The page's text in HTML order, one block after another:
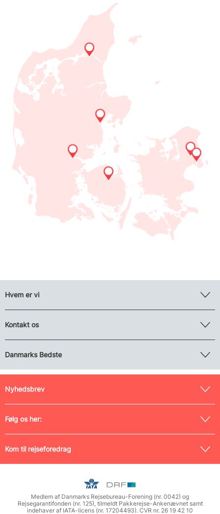
Hvem er vi
Kontakt os
Danmarks Bedste
Nyhedsbrev
Følg os her:
Kom til rejseforedrag
Medlem af Danmarks Rejsebureau-Forening (nr. 0042) og
Rejsegarantifonden (nr. 125), tilmeldt Pakkerejse-Ankenævnet samt
indehaver af IATA-licens (nr. 17204493). CVR nr. 26 19 42 10